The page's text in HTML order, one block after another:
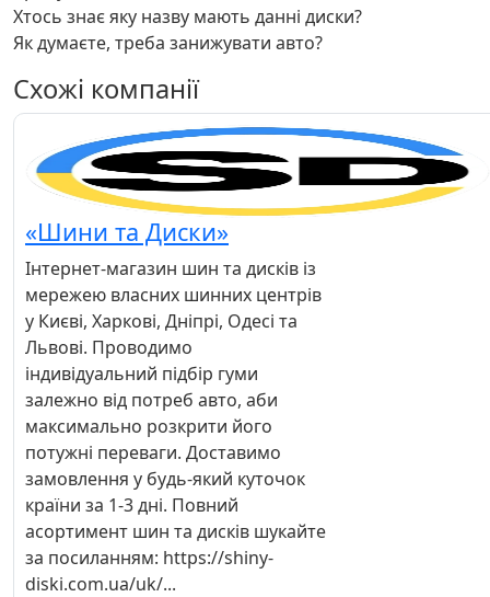
Хтось знає яку назву мають данні диски?
Як думаєте, треба занижувати авто?
Схожі компанії
«Шини та Диски»
Інтернет-магазин шин та дисків із
мережею власних шинних центрів
у Києві, Харкові, Дніпрі, Одесі та
Львові. Проводимо
індивідуальний підбір гуми
залежно від потреб авто, аби
максимально розкрити його
потужні переваги. Доставимо
замовлення у будь-який куточок
країни за 1-3 дні. Повний
асортимент шин та дисків шукайте
за посиланням: https://shiny-
diski.com.ua/uk/...